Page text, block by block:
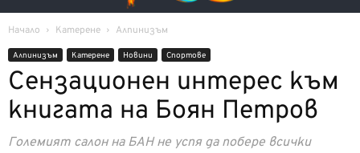
Начало Катерене Алпинизъм
Алпинизъм Катерене Новини Спортове
Сензационен интерес към
книгата на Боян Петров
Големият салон на БАН не успя да побере всички